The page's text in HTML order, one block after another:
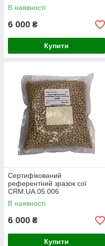
В наявності
6 000 ₴
Купити
Сертифікований
референтний зразок сої
CRM.UA.05.006
В наявності
6 000 ₴
Купити